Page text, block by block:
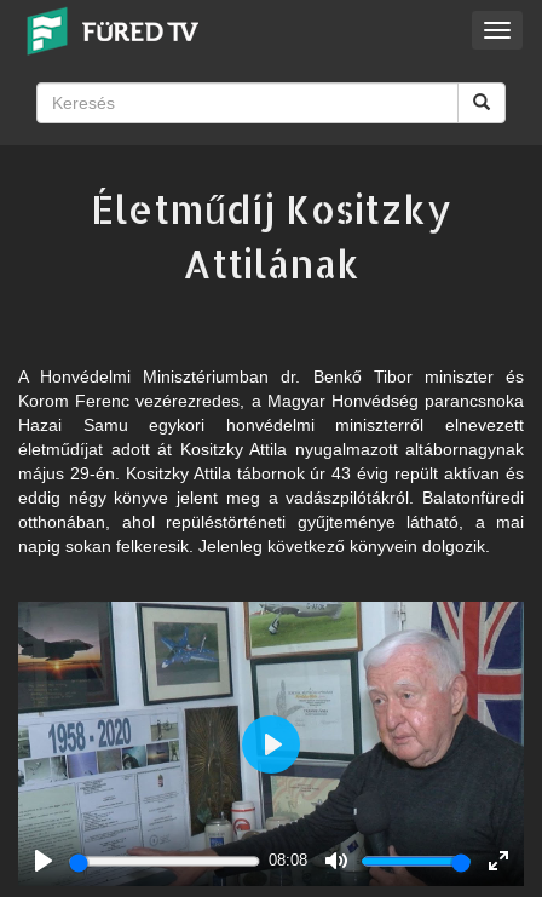
Életműdíj Kositzky
Attilának
A Honvédelmi Minisztériumban dr. Benkő Tibor miniszter és
Korom Ferenc vezérezredes, a Magyar Honvédség parancsnoka
Hazai Samu egykori honvédelmi miniszterről elnevezett
életműdíjat adott át Kositzky Attila nyugalmazott altábornagynak
május 29-én. Kositzky Attila tábornok úr 43 évig repült aktívan és
eddig négy könyve jelent meg a vadászpilótákról. Balatonfüredi
otthonában, ahol repüléstörténeti gyűjteménye látható, a mai
napig sokan felkeresik. Jelenleg következő könyvein dolgozik.
Play
08:08
Mute
Enter
Play